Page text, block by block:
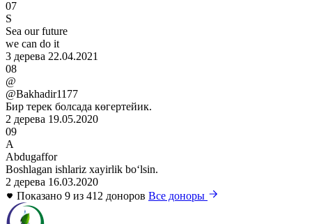
07
S
Sea our future
we can do it
3 дерева 22.04.2021
08
@
@Bakhadir1177
Бир терек болсада көгертейик.
2 дерева 19.05.2020
09
A
Abdugaffor
Boshlagan ishlariz xayirlik boʻlsin.
2 дерева 16.03.2020
Показано 9 из 412 доноров Все доноры